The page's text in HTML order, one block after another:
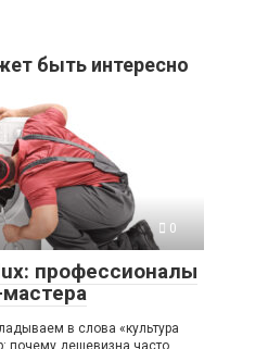
быть интересно
0
профессионалы
в слова «культура
почему дешевизна часто